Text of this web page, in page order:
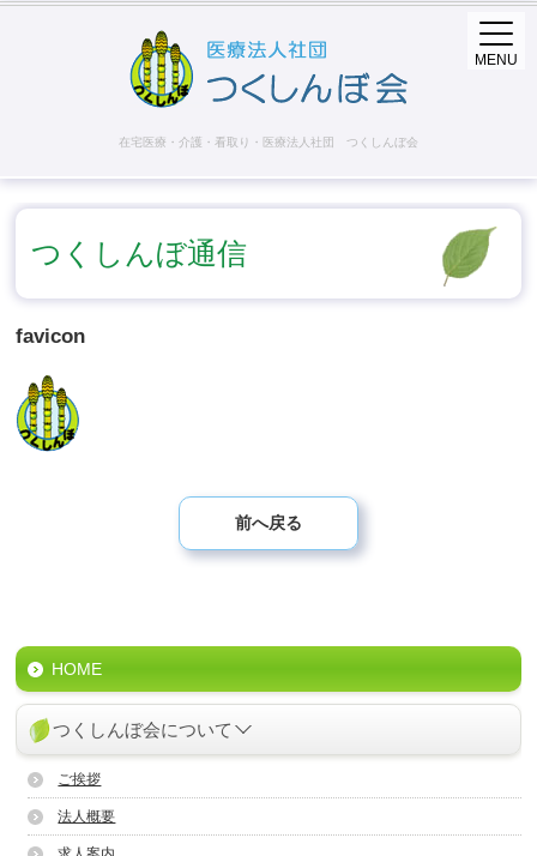
在宅医療・介護・看取り・医療法人社団 つくしんぼ会
MENU
つくしんぼ通信
favicon
前へ戻る
HOME
つくしんぼ会について
ご挨拶
法人概要